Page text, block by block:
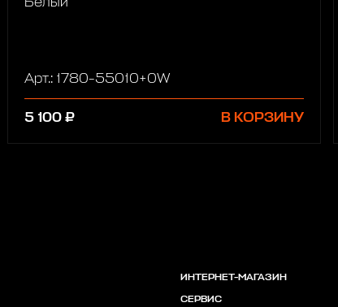
Белый
Арт.: 1780-55010+0W
5 100 ₽ В КОРЗИНУ
ИНТЕРНЕТ-МАГАЗИН
СЕРВИС